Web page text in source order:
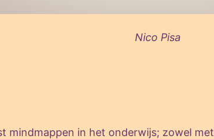
Nico Pisa
mindmappen in het onderwijs; zowel met